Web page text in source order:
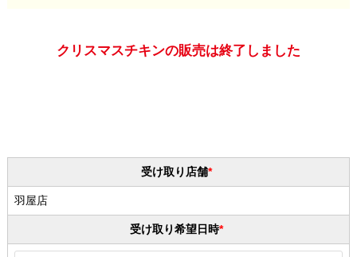
クリスマスチキンの販売は終了しました
受け取り店舗
羽屋店
受け取り希望日時